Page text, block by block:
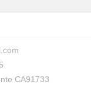
CA91733